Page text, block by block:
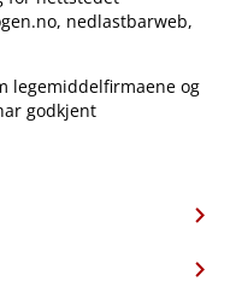
nedlastbarweb,
legemiddelfirmaene og
godkjent